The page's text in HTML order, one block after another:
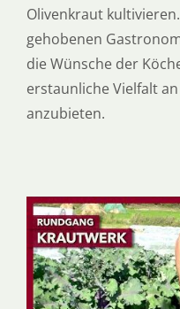
Olivenkraut
gehobenen
die Wünsche der
erstaunliche Vielfalt
anzubieten.